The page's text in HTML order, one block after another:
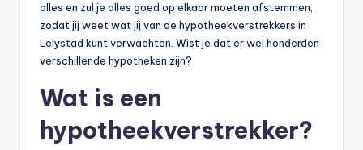
alles en zul je alles goed op elkaar moeten afstemmen,
zodat jij weet wat jij van de hypotheekverstrekkers in
Lelystad kunt verwachten. Wist je dat er wel honderden
verschillende hypotheken zijn?
Wat is een
hypotheekverstrekker?